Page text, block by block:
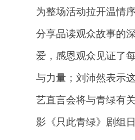
为整场活动拉开温情
分享品读观众故事的
爱，感恩观众见证了
与力量；刘沛然表示
艺直言会将与青绿有
影《只此青绿》剧组